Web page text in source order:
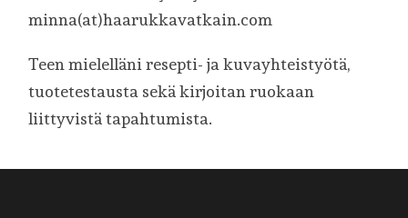
minna(at)haarukkavatkain.com
Teen mielelläni resepti- ja kuvayhteistyötä,
tuotetestausta sekä kirjoitan ruokaan
liittyvistä tapahtumista.